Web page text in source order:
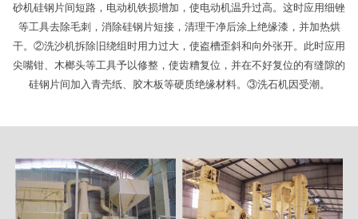
砂机硅钢片间短路，电动机铁损增加，使电动机温升过高。这时应用细锉
等工具去除毛刺，消除硅钢片短接，清理干净后涂上绝缘漆，并加热烘
干。②洗沙机拆除旧绕组时用力过大，使盗槽歪斜和向外张开。此时应用
尖嘴钳、木榔头等工具予以修整，使齿糟复位，并在不好复位的有缝隙的
硅钢片间加入青壳纸、胶木板等硬质绝缘材料。③洗石机因受潮。